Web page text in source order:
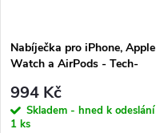
Nabíječka pro iPhone, Apple
Watch a AirPods - Tech-
Wireless Charger White
994 Kč
Skladem - hned k odeslání
1 ks